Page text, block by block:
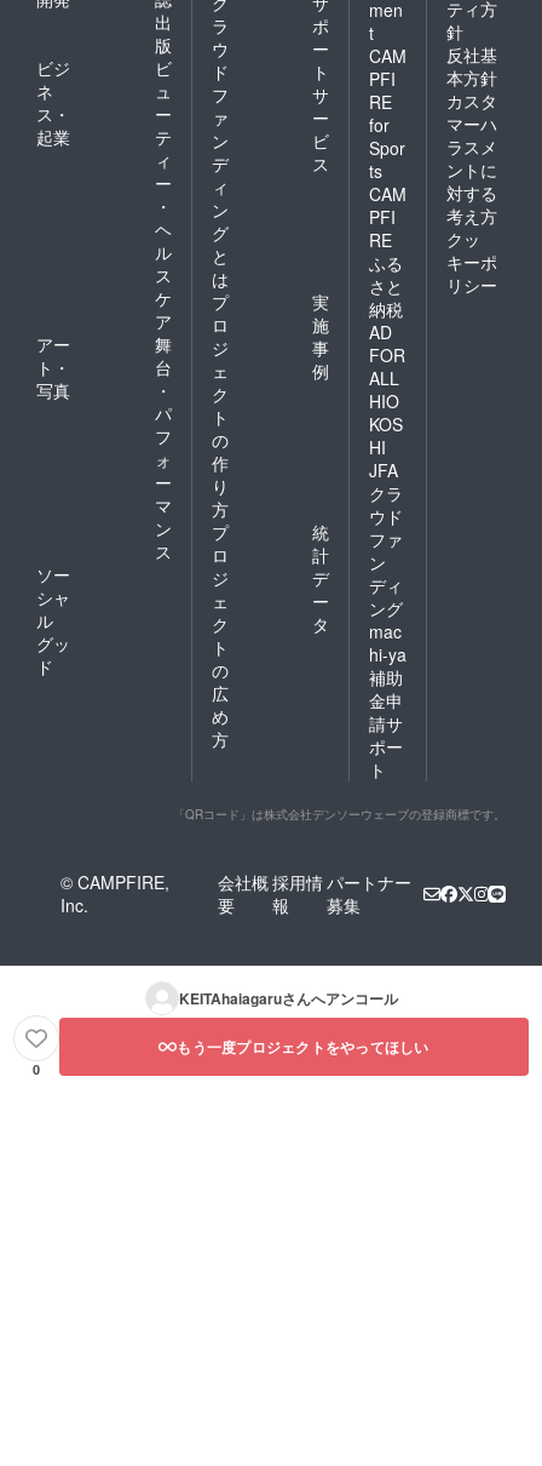
出
版
ビジ
ネ
ス・
起業
ビ
ュ
ー
テ
ィ
ー
・
ヘ
ル
ス
ケ
ア
アー
ト・
写真
舞
台
・
パ
フ
ォ
ー
マ
ン
ス
ソー
シャ
ル
グッ
ド
ラ
ウ
ド
フ
ァ
ン
デ
ィ
ン
グ
と
は
ポ
ー
ト
サ
ー
ビ
ス
プ
ロ
ジ
ェ
ク
ト
の
作
り
方
実
施
事
例
プ
ロ
ジ
ェ
ク
ト
の
広
め
方
統
計
デ
ー
タ
men
t
CAM
PFI
RE
for
Spor
ts
CAM
PFI
RE
ふる
さと
納税
AD
FOR
ALL
HIO
KOS
HI
JFA
クラ
ウド
ファ
ン
ディ
ング
mac
hi-ya
補助
金申
請サ
ポー
ト
ティ方
針
反社基
本方針
カスタ
マーハ
ラスメ
ントに
対する
考え方
クッ
キーポ
リシー
「QRコード」は株式会社デンソーウェーブの登録商標です。
© CAMPFIRE,
Inc.
会社概
要
採用情
報
パートナー
募集
KEITAhaiagaruさんへアンコール
0
もう一度プロジェクトをやってほしい